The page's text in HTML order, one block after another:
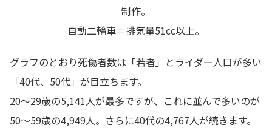
制作。
自動二輪車＝排気量51cc以上。
グラフのとおり死傷者数は「若者」とライダー人口が多い
「40代、50代」が目立ちます。
20～29歳の5,141人が最多ですが、これに並んで多いのが
50～59歳の4,949人。さらに40代の4,767人が続きます。